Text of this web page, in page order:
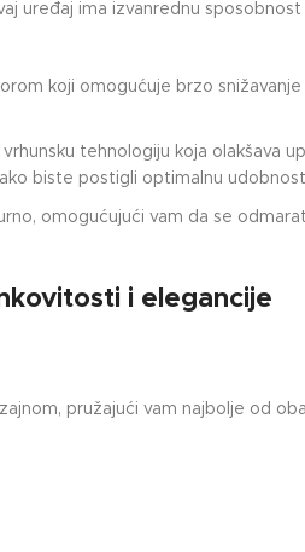
uređaj ima izvanrednu
koji omogućuje brzo
tehnologiju koja olakšava
biste postigli optimalnu
omogućujući vam da se
i elegancije
pružajući vam najbolje od